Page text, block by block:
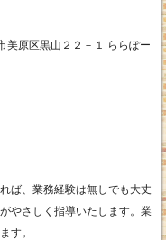
美原区黒山２２－１ ららぽー
ば、業務経験は無しでも大丈
やさしく指導いたします。業
す。